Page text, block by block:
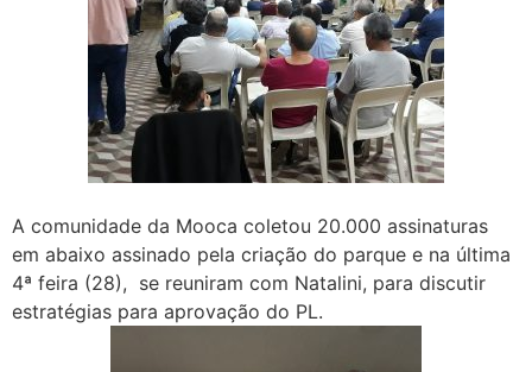
A comunidade da Mooca coletou 20.000 assinaturas
em abaixo assinado pela criação do parque e na última
4ª feira (28), se reuniram com Natalini, para discutir
estratégias para aprovação do PL.